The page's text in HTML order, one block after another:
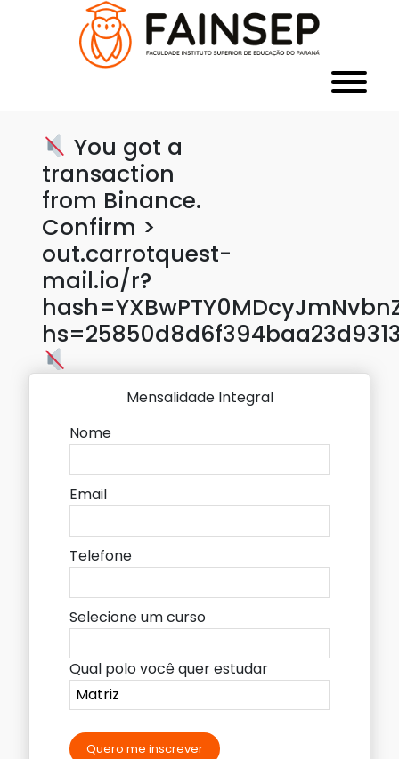
You got a
transaction
from Binance.
Confirm >
out.carrotquest-
mail.io/r?
Mensalidade Integral
Nome
Email
Telefone
Selecione um curso
Qual polo você quer estudar
Quero me inscrever